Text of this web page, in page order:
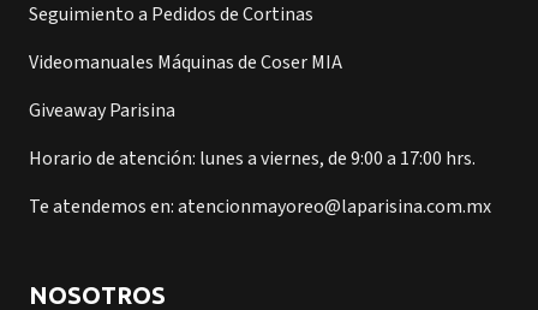
Seguimiento a Pedidos de Cortinas
Videomanuales Máquinas de Coser MIA
Giveaway Parisina
Horario de atención: lunes a viernes, de 9:00 a 17:00 hrs.
Te atendemos en: atencionmayoreo@laparisina.com.mx
NOSOTROS